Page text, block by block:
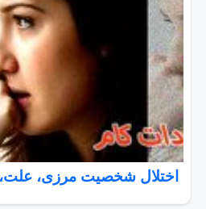
اختلال شخصیت مرزی،